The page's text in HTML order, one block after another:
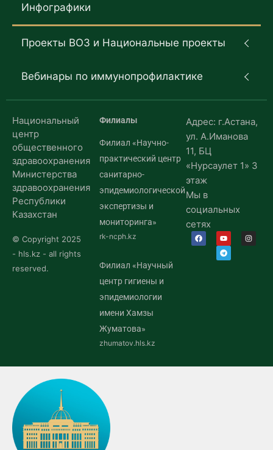
Инфографики
Проекты ВОЗ и Национальные проекты
Вебинары по иммунопрофилактике
Национальный
центр
общественного
здравоохранения
Министерства
здравоохранения
Республики
Казахстан
© Copyright 2025
- hls.kz - all rights
reserved.
Филиалы
Филиал «Научно-
практический центр
санитарно-
эпидемиологической
экспертизы и
мониторинга»
rk-ncph.kz
Филиал «Научный
центр гигиены и
эпидемиологии
имени Хамзы
Жуматова»
zhumatov.hls.kz
Адрес: г.Астана,
ул. А.Иманова
11, БЦ
«Нурсаулет 1» 3
этаж
Мы в
социальных
сетях